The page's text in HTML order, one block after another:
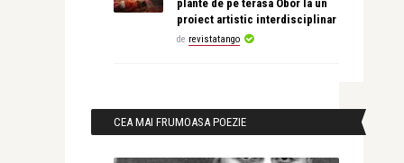
plante de pe terasa Obor la un
proiect artistic interdisciplinar
de revistatango
CEA MAI FRUMOASA POEZIE